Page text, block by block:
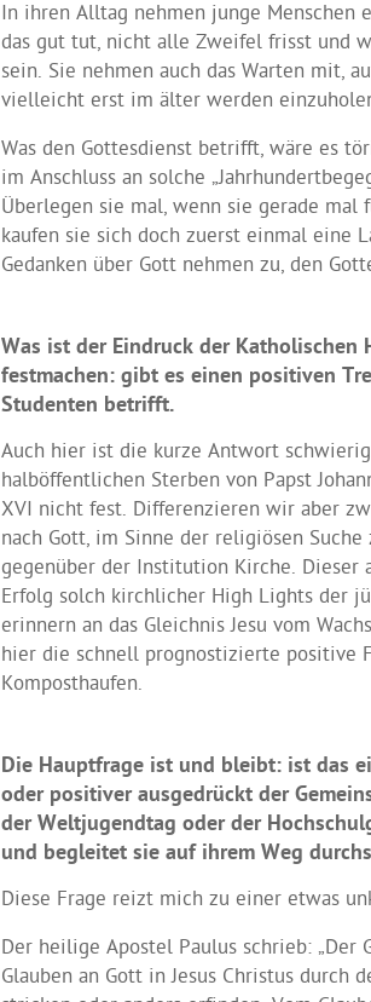
In ihren Alltag nehmen junge Menschen
das gut tut, nicht alle Zweifel frisst und
sein. Sie nehmen auch das Warten mit,
vielleicht erst im älter werden
Was den Gottesdienst betrifft, wäre es
im Anschluss an solche
Überlegen sie mal, wenn sie gerade
kaufen sie sich doch zuerst einmal eine
Gedanken über Gott nehmen zu, den
Was ist der Eindruck der Katholischen
festmachen: gibt es einen positiven
Studenten betrifft.
Auch hier ist die kurze Antwort
halböffentlichen Sterben von Papst
XVI nicht fest. Differenzieren wir aber
nach Gott, im Sinne der religiösen
gegenüber der Institution Kirche.
Erfolg solch kirchlicher High Lights der
erinnern an das Gleichnis Jesu vom
hier die schnell prognostizierte positive
Komposthaufen.
Die Hauptfrage ist und bleibt: ist das
oder positiver ausgedrückt der
der Weltjugendtag oder der
und begleitet sie auf ihrem Weg
Diese Frage reizt mich zu einer etwas
Der heilige Apostel Paulus schrieb: „Der
Glauben an Gott in Jesus Christus durch